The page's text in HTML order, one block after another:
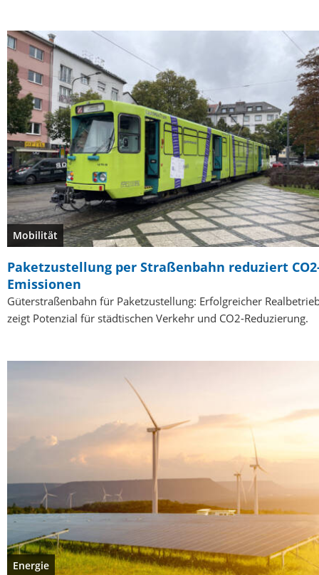
Mobilität
Paketzustellung per Straßenbahn reduziert
Emissionen
Güterstraßenbahn für Paketzustellung: Erfolgreicher
zeigt Potenzial für städtischen Verkehr und CO2-Reduzierung.
Energie